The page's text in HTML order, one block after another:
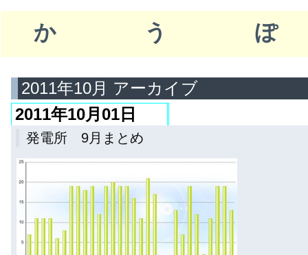
かう
2011年10月 アーカイブ
2011年10月01日
発電所 9月まとめ